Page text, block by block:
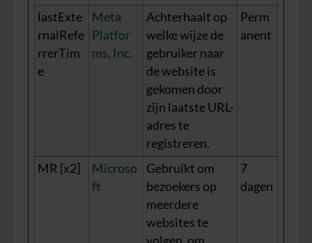
lastExte
rnalRefe
rrerTim
e
Meta
Platfor
ms, Inc.
Achterhaalt op
welke wijze de
gebruiker naar
de website is
gekomen door
zijn laatste URL-
adres te
registreren.
Perm
anent
MR [x2]
Microso
ft
Gebruikt om
bezoekers op
meerdere
websites te
7
dagen